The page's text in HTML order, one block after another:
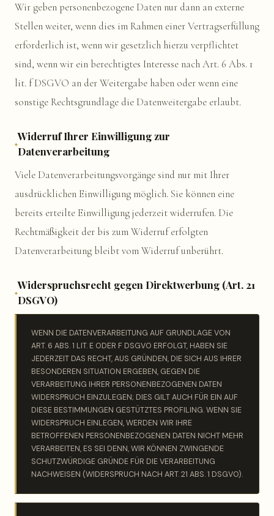
Wir geben personenbezogene Daten nur dann an externe
Stellen weiter, wenn dies im Rahmen einer Vertragserfüllung
erforderlich ist, wenn wir gesetzlich hierzu verpflichtet
sind, wenn wir ein berechtigtes Interesse nach Art. 6 Abs. 1
lit. f DSGVO an der Weitergabe haben oder wenn eine
sonstige Rechtsgrundlage die Datenweitergabe erlaubt.
Widerruf Ihrer Einwilligung zur
Datenverarbeitung
Viele Datenverarbeitungsvorgänge sind nur mit Ihrer
ausdrücklichen Einwilligung möglich. Sie können eine
bereits erteilte Einwilligung jederzeit widerrufen. Die
Rechtmäßigkeit der bis zum Widerruf erfolgten
Datenverarbeitung bleibt vom Widerruf unberührt.
Widerspruchsrecht gegen Direktwerbung (Art. 21
DSGVO)
WENN DIE DATENVERARBEITUNG AUF GRUNDLAGE VON
ART. 6 ABS. 1 LIT. E ODER F DSGVO ERFOLGT, HABEN SIE
JEDERZEIT DAS RECHT, AUS GRÜNDEN, DIE SICH AUS IHRER
BESONDEREN SITUATION ERGEBEN, GEGEN DIE
VERARBEITUNG IHRER PERSONENBEZOGENEN DATEN
WIDERSPRUCH EINZULEGEN; DIES GILT AUCH FÜR EIN AUF
DIESE BESTIMMUNGEN GESTÜTZTES PROFILING. WENN SIE
WIDERSPRUCH EINLEGEN, WERDEN WIR IHRE
BETROFFENEN PERSONENBEZOGENEN DATEN NICHT MEHR
VERARBEITEN, ES SEI DENN, WIR KÖNNEN ZWINGENDE
SCHUTZWÜRDIGE GRÜNDE FÜR DIE VERARBEITUNG
NACHWEISEN (WIDERSPRUCH NACH ART. 21 ABS. 1 DSGVO).